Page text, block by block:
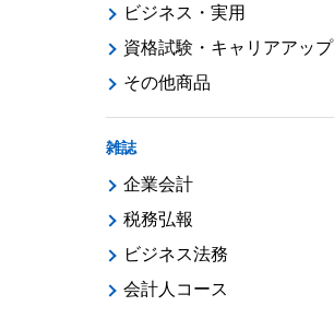
ビジネス・実用
資格試験・キャリアアップ
その他商品
雑誌
企業会計
税務弘報
ビジネス法務
会計人コース